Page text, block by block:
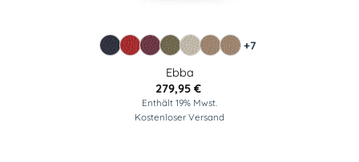
+7
Ebba
279,95 €
Enthält 19% Mwst.
Kostenloser Versand